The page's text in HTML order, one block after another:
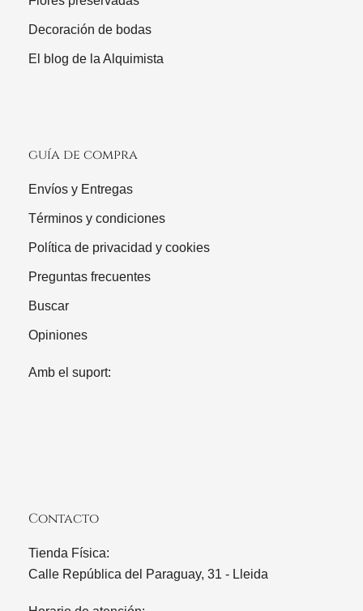
Decoración de bodas
El blog de la Alquimista
guía de compra
Envíos y Entregas
Términos y condiciones
Política de privacidad y cookies
Preguntas frecuentes
Buscar
Opiniones
Amb el suport:
Contacto
Tienda Física:
Calle República del Paraguay, 31 - Lleida